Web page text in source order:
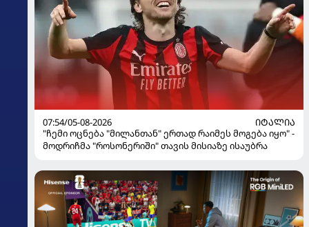
07:54/05-08-2026
ᲘᲢᲐᲚᲘᲐ
"ჩემი ოცნება "მილანთან" ერთად რაიმეს მოგება იყო" -
მოდრიჩმა "როსონერიში" თავის მისიაზე ისაუბრა